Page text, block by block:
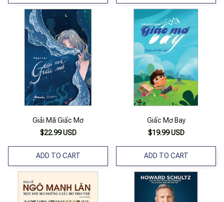
Giải Mã Giấc Mơ
$22.99 USD
ADD TO CART
Giấc Mơ Bay
$19.99 USD
ADD TO CART